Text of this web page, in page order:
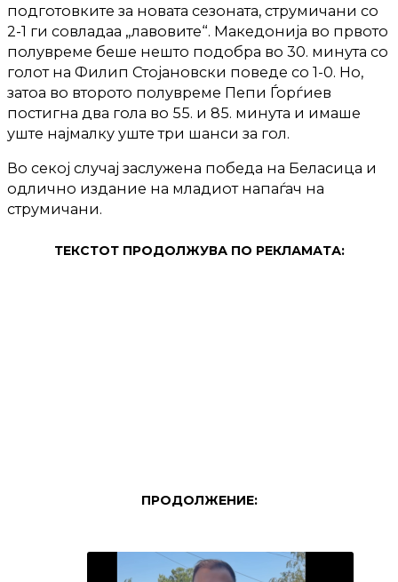
подготовките за новата сезоната, струмичани со
2-1 ги совладаа „лавовите“. Македонија во првото
полувреме беше нешто подобра во 30. минута со
голот на Филип Стојановски поведе со 1-0. Но,
затоа во второто полувреме Пепи Ѓорѓиев
постигна два гола во 55. и 85. минута и имаше
уште најмалку уште три шанси за гол.
Во секој случај заслужена победа на Беласица и
одлично издание на младиот напаѓач на
струмичани.
ТЕКСТОТ ПРОДОЛЖУВА ПО РЕКЛАМАТА:
ПРОДОЛЖЕНИЕ: